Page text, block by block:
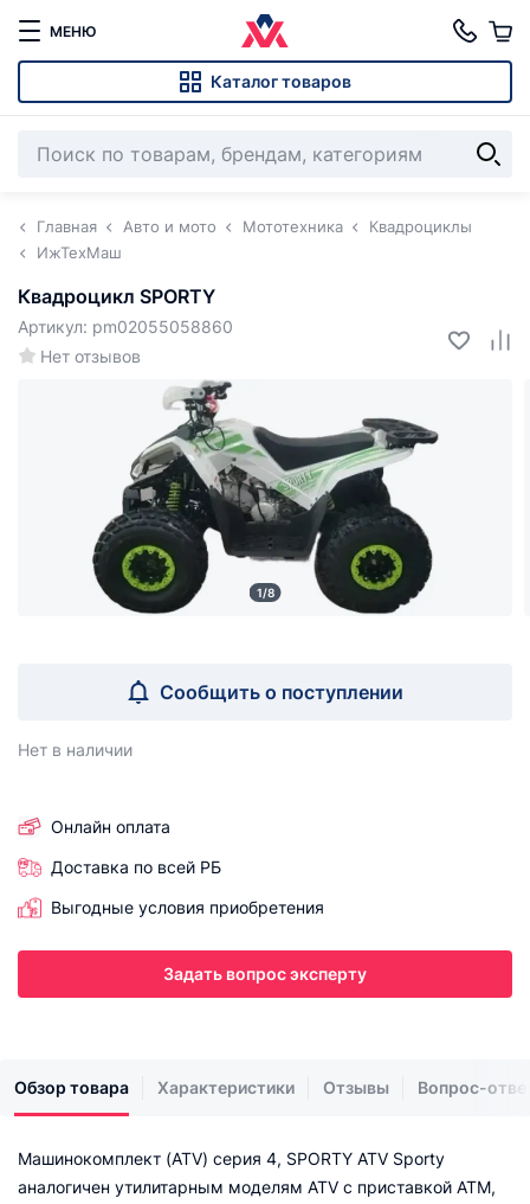
МЕНЮ
Каталог товаров
Главная Авто и мото Мототехника
Квадроциклы
ИжТехМаш
Квадроцикл SPORTY
Нет отзывов
Артикул: pm02055058860
1/8
Сообщить о поступлении
Нет в наличии
Онлайн оплата
Доставка по всей РБ
Выгодные условия приобретения
Задать вопрос эксперту
Обзор товара Характеристики Отзывы Вопрос-
Машинокомплект (ATV) серия 4, SPORTY ATV Sporty
аналогичен утилитарным моделям ATV с приставкой ATM,